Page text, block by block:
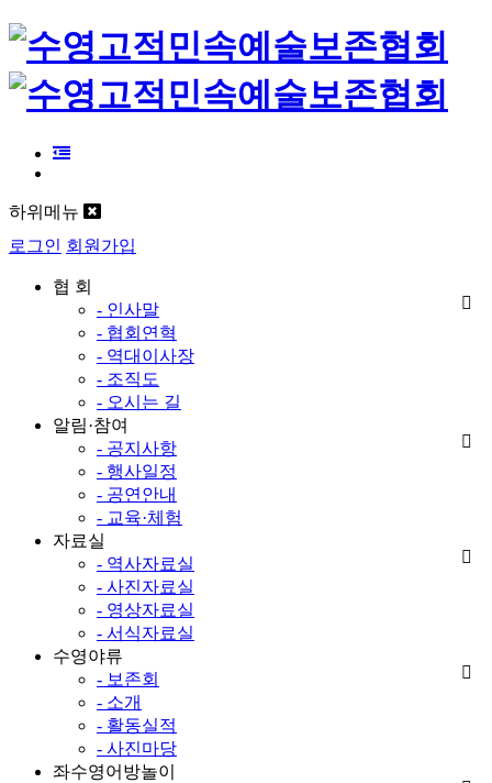
하위메뉴
로그인 회원가입
협 회
- 인사말
- 협회연혁
- 역대이사장
- 조직도
- 오시는 길
알림·참여
- 공지사항
- 행사일정
- 공연안내
- 교육·체험
자료실
- 역사자료실
- 사진자료실
- 영상자료실
- 서식자료실
수영야류
- 보존회
- 소개
- 활동실적
- 사진마당
좌수영어방놀이